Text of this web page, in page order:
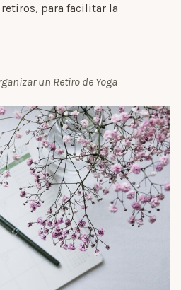
para facilitar la
un Retiro de Yoga